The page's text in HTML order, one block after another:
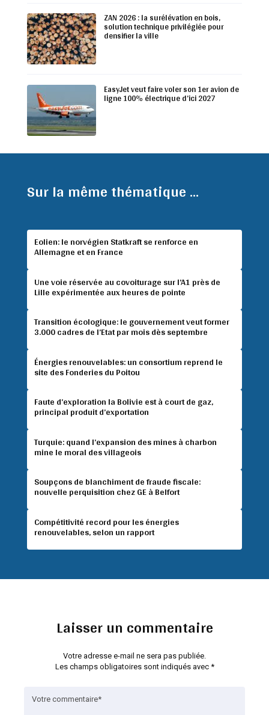
ZAN 2026 : la surélévation en bois,
solution technique privilégiée pour
densifier la ville
EasyJet veut faire voler son 1er avion de
ligne 100% électrique d’ici 2027
Sur la même thématique ...
Eolien: le norvégien Statkraft se renforce en
Allemagne et en France
Une voie réservée au covoiturage sur l’A1 près de
Lille expérimentée aux heures de pointe
Transition écologique: le gouvernement veut former
3.000 cadres de l’Etat par mois dès septembre
Énergies renouvelables: un consortium reprend le
site des Fonderies du Poitou
Faute d’exploration la Bolivie est à court de gaz,
principal produit d’exportation
Turquie: quand l’expansion des mines à charbon
mine le moral des villageois
Soupçons de blanchiment de fraude fiscale:
nouvelle perquisition chez GE à Belfort
Compétitivité record pour les énergies
renouvelables, selon un rapport
Laisser un commentaire
Votre adresse e-mail ne sera pas publiée.
Les champs obligatoires sont indiqués avec *